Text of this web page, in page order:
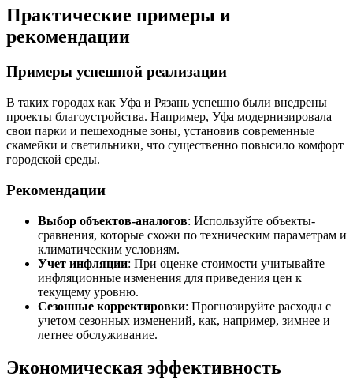
Практические примеры и
рекомендации
Примеры успешной реализации
В таких городах как Уфа и Рязань успешно были внедрены
проекты благоустройства. Например, Уфа модернизировала
свои парки и пешеходные зоны, установив современные
скамейки и светильники, что существенно повысило комфорт
городской среды.
Рекомендации
Выбор объектов-аналогов: Используйте объекты-
сравнения, которые схожи по техническим параметрам и
климатическим условиям.
Учет инфляции: При оценке стоимости учитывайте
инфляционные изменения для приведения цен к
текущему уровню.
Сезонные корректировки: Прогнозируйте расходы с
учетом сезонных изменений, как, например, зимнее и
летнее обслуживание.
Экономическая эффективность